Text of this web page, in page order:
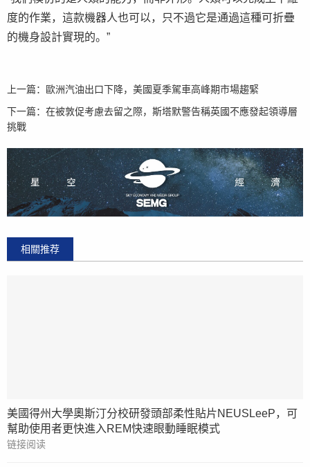
度的作業，這款機器人也可以，只不過它是通過這種可折疊
的機身設計實現的。”
上一篇：
歐洲汽油出口下降，美國夏季駕車高峰期市場趨緊
下一篇： 在被敦促考慮去留之際，斯塔默警告稱英國不應發起領導層
挑戰
相關推荐
美國得州大學奧斯汀分校研發頭部柔性貼片NEUSLeeP，可
幫助使用者更快進入REM快速眼動睡眠模式
链接阅读